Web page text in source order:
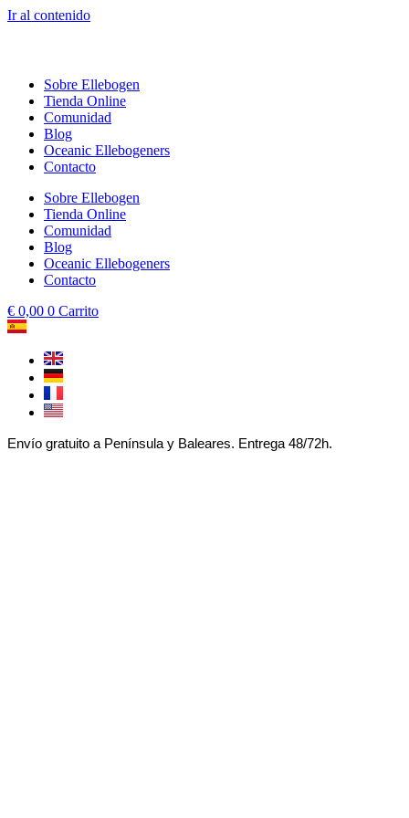
Ir al contenido
Sobre Ellebogen
Tienda Online
Comunidad
Blog
Oceanic Ellebogeners
Contacto
Sobre Ellebogen
Tienda Online
Comunidad
Blog
Oceanic Ellebogeners
Contacto
€ 0,00 0 Carrito
Envío gratuito a Península y Baleares. Entrega 48/72h.